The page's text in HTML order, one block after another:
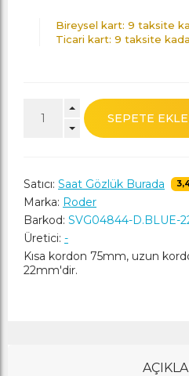
Bireysel kart: 9 taksite
Ticari kart: 9 taksite
SEPETE EKLE
Satıcı: Saat Gözlük Burada
Marka: Roder
Barkod: SVG04844-D.BLUE-
Üretici: -
Kısa kordon 75mm, uzun
22mm'dir.